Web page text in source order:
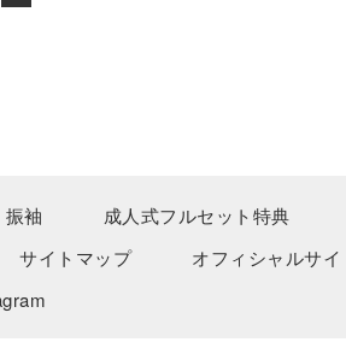
振袖 成人式フルセット特典
サイトマップ オフィシャルサイ